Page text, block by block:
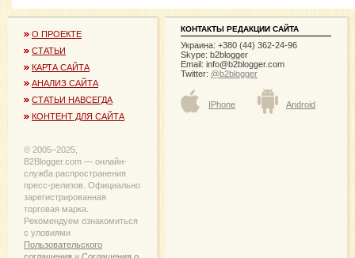
О ПРОЕКТЕ
СТАТЬИ
КАРТА САЙТА
АНАЛИЗ САЙТА
СТАТЬИ НАВСЕГДА
КОНТЕНТ ДЛЯ САЙТА
© 2005−2025,
B2Blogger.com — онлайн-
служба распространения
пресс-релизов. Официально
зарегистрированная
торговая марка.
Рекомендуем ознакомиться
с уловиями
Пользовательского
КОНТАКТЫ РЕДАКЦИИ САЙТА
Украина: +380 (44) 362-24-96
Skype: b2blogger
Email: info@b2blogger.com
Twitter: @b2blogger
IPhone Android